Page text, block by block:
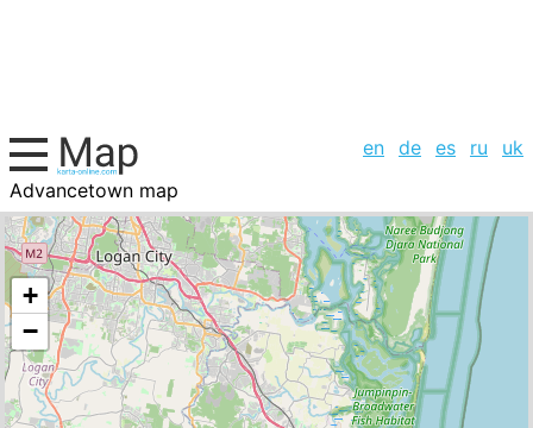
en de es ru
uk
Advancetown map
Australia, cities list
+
−